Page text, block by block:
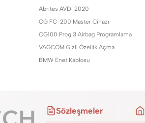
Abrites AVDI 2020
CG FC-200 Master Cihazı
CG100 Prog 3 Airbag Programlama
VAGCOM Gizli Özellik Açma
BMW Enet Kablosu
Sözleşmeler